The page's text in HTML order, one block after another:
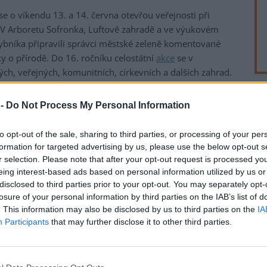
Do Not Process My Personal Information
opt-out of the sale, sharing to third parties, or processing of your
for targeted advertising by us, please use the below opt-out
selection. Please note that after your opt-out request is processed
interest-based ads based on personal information utilized by us
to third parties prior to your opt-out. You may separately
of your personal information by third parties on the IAB’s list of
This information may also be disclosed by us to third parties on the
Participants that may further disclose it to other third parties.
o víkendu 13. a 14. června otevřou veřejnosti při
Arboretu Sofronka, Luftově zahradě a ve výukovém
připravili správci městské zeleně komentované
o přírodě. Do 16. ročníku celostátní akce se v
veřejných, komunitních, církevních a dalších zahrad.
ČTK.
možnost dozvědět se mnohem více o zahradách,
Naši pracovníci i spolupracovníci, kteří o tyto
podělí s příchozími při komentovaných
plzeňského primátora pro dopravu a životní prostředí
jako státní odborné výzkumné pracoviště zaměřené
sbírek různých druhů borovic na euroasijském
Víkendu otevřených zahrad nabídne program
budou odborné prohlídky s dendrologickým
vycházky do městského lesa i stanoviště lesní